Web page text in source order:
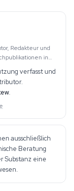
Redakteur und
in
verfasst und
.
.
ausschließlich
Beratung
Substanz eine